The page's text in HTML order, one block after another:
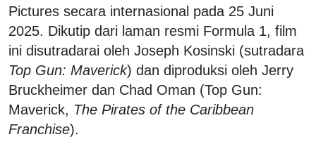
Pictures secara internasional pada 25 Juni
2025. Dikutip dari laman resmi Formula 1, film
ini disutradarai oleh Joseph Kosinski (sutradara
Top Gun: Maverick) dan diproduksi oleh Jerry
Bruckheimer dan Chad Oman (Top Gun:
Maverick, The Pirates of the Caribbean
Franchise).